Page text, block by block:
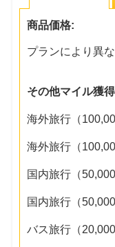
商品価格:
プランにより異な
その他マイル獲
海外旅行（
海外旅行（
国内旅行（
国内旅行（
バス旅行（